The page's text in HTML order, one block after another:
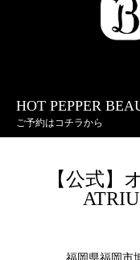
HOT PEPPER
ご予約はコチラから
【公式】